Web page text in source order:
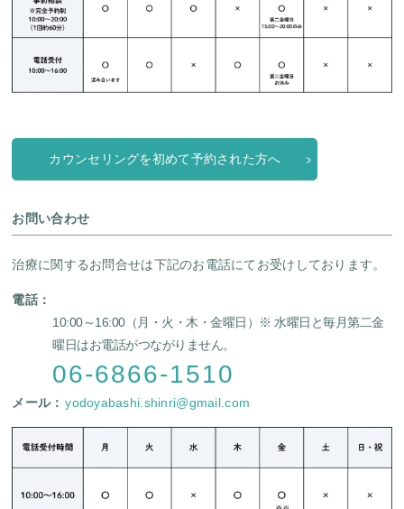
カウンセリングを初めて予約された方へ
お問い合わせ
治療に関するお問合せは下記のお電話にてお受けしております。
電話：
10:00～16:00（月・火・木・金曜日）
※ 水曜日と毎月第二金
曜日はお電話がつながりません。
06-6866-1510
メール： yodoyabashi.shinri@gmail.com